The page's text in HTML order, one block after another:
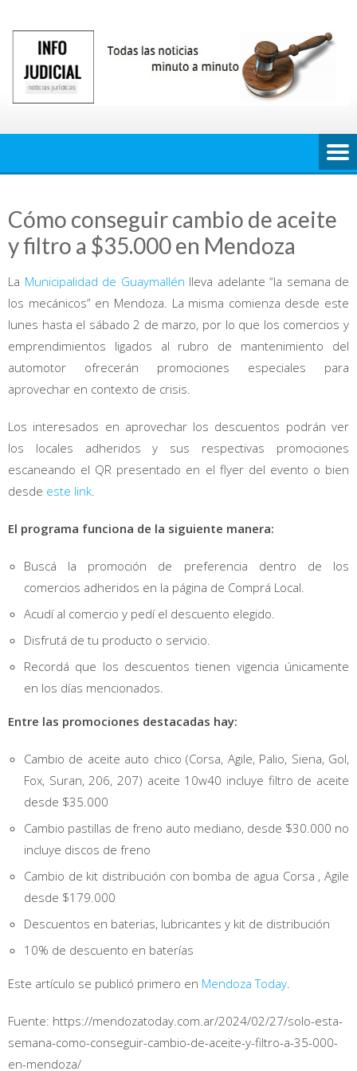
contenido
Cómo conseguir cambio de aceite
y filtro a $35.000 en Mendoza
La Municipalidad de Guaymallén lleva adelante “la semana de
los mecánicos” en Mendoza. La misma comienza desde este
lunes hasta el sábado 2 de marzo, por lo que los comercios y
emprendimientos ligados al rubro de mantenimiento del
automotor ofrecerán promociones especiales para
aprovechar en contexto de crisis.
Los interesados en aprovechar los descuentos podrán ver
los locales adheridos y sus respectivas promociones
escaneando el QR presentado en el flyer del evento o bien
desde este link
El programa funciona de la siguiente manera:
Buscá la promoción de preferencia dentro de los
comercios adheridos en la página de Comprá Local.
Acudí al comercio y pedí el descuento elegido.
Disfrutá de tu producto o servicio.
Recordá que los descuentos tienen vigencia únicamente
en los días mencionados.
Entre las promociones destacadas hay:
Cambio de aceite auto chico (Corsa, Agile, Palio, Siena, Gol,
Fox, Suran, 206, 207) aceite 10w40 incluye filtro de aceite
desde $35.000
Cambio pastillas de freno auto mediano, desde $30.000 no
incluye discos de freno
Cambio de kit distribución con bomba de agua Corsa , Agile
desde $179.000
Descuentos en baterias, lubricantes y kit de distribución
10% de descuento en baterías
Este artículo se publicó primero en Mendoza Today
Fuente: https://mendozatoday.com.ar/2024/02/27/solo-esta-
semana-como-conseguir-cambio-de-aceite-y-filtro-a-35-000-
en-mendoza/